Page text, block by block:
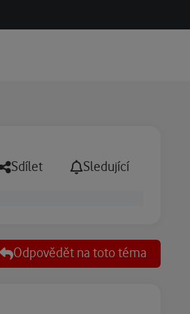
Sdílet Sledující
Odpovědět na toto téma